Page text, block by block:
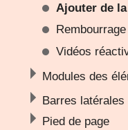
Ajouter de
Vidéos
Modules des
Barres latérales
Pied de page